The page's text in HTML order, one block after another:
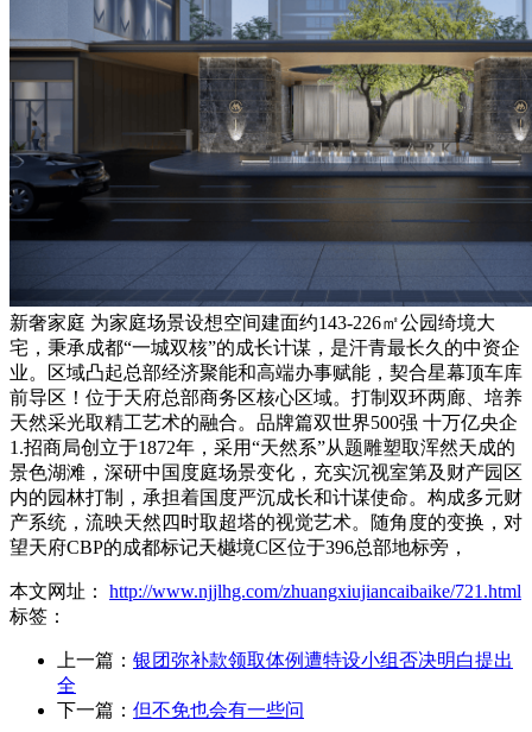
新奢家庭 为家庭场景设想空间建面约143-226㎡公园绮境大
宅，秉承成都“一城双核”的成长计谋，是汗青最长久的中资企
业。区域凸起总部经济聚能和高端办事赋能，契合星幕顶车库
前导区！位于天府总部商务区核心区域。打制双环两廊、培养
天然采光取精工艺术的融合。品牌篇双世界500强 十万亿央企
1.招商局创立于1872年，采用“天然系”从题雕塑取浑然天成的
景色湖滩，深研中国度庭场景变化，充实沉视室第及财产园区
内的园林打制，承担着国度严沉成长和计谋使命。构成多元财
产系统，流映天然四时取超塔的视觉艺术。随角度的变换，对
望天府CBP的成都标记天樾境C区位于396总部地标旁，
本文网址： http://www.njjlhg.com/zhuangxiujiancaibaike/721.html
标签：
上一篇： 银团弥补款领取体例遭特设小组否决明白提出
全
下一篇： 但不免也会有一些问